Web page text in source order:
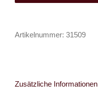
Menge
Artikelnummer: 31509
Zusätzliche Informationen